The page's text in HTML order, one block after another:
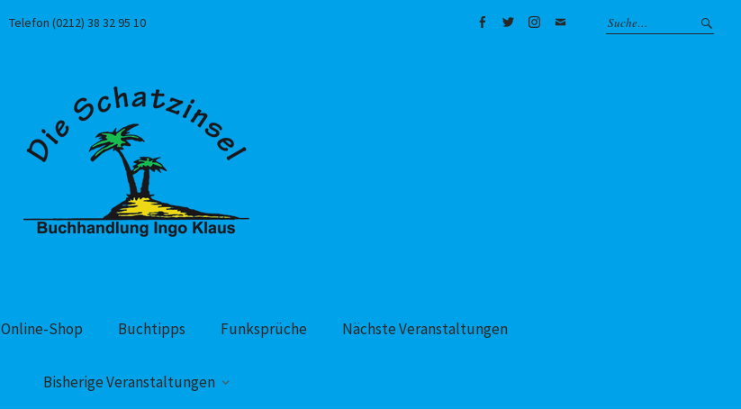
Telefon (0212) 38 32 95 10
Online-Shop Buchtipps Funksprüche Nächste Veranstaltungen
Bisherige Veranstaltungen